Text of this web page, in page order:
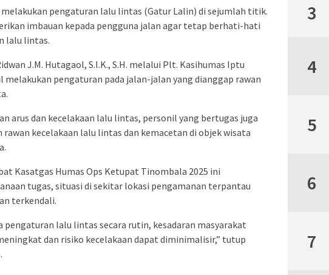
pengaturan lalu lintas (Gatur Lalin) di sejumlah titik.
imbauan kepada pengguna jalan agar tetap berhati-hati
lalu lintas.
J.M. Hutagaol, S.I.K., S.H. melalui Plt. Kasihumas Iptu
pengaturan pada jalan-jalan yang dianggap rawan
arus dan kecelakaan lalu lintas, personil yang bertugas juga
kecelakaan lalu lintas dan kemacetan di objek wisata
Kasatgas Humas Ops Ketupat Tinombala 2025 ini
tugas, situasi di sekitar lokasi pengamanan terpantau
terkendali.
pengaturan lalu lintas secara rutin, kesadaran masyarakat
dan risiko kecelakaan dapat diminimalisir,” tutup
3
4
5
6
7